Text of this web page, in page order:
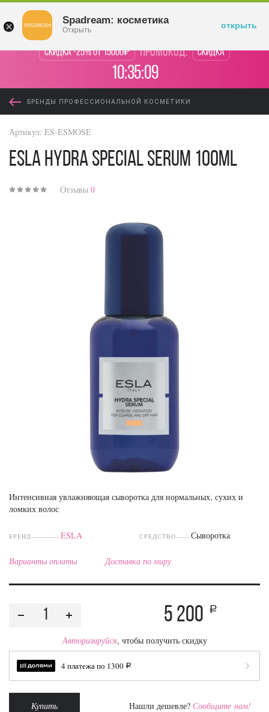
Скидка -25% от 15000₽ промокод: Скидка
10:35:09
БРЕНДЫ ПРОФЕССИОНАЛЬНОЙ КОСМЕТИКИ
Артикул: ES-ESMOSE
ESLA Hydra Special Serum 100ml
Отзывы 0
Интенсивная увлажняющая сыворотка для нормальных, сухих и
ломких волос
БРЕНД ESLA СРЕДСТВО Сыворотка
Варианты оплаты Доставка по миру
5 200 a
Авторизируйся, чтобы получить скидку
4 платежа по 1300 a
Купить Нашли дешевле? Сообщите нам!
Spadream: косметика
Открыть открыть